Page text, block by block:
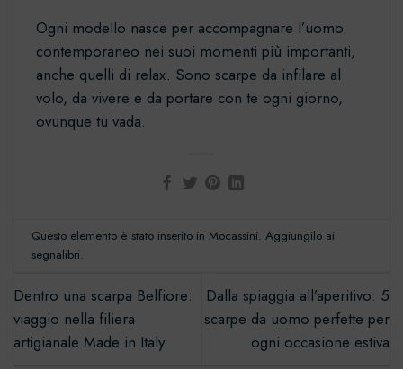
Ogni modello nasce per accompagnare l’uomo
contemporaneo nei suoi momenti più importanti,
anche quelli di relax. Sono scarpe da infilare al
volo, da vivere e da portare con te ogni giorno,
ovunque tu vada.
Questo elemento è stato inserito inMocassini. Aggiungilo ai
segnalibri.
Dentro una scarpa Belfiore:
viaggio nella filiera
artigianale Made in Italy
Dalla spiaggia all’aperitivo: 5
scarpe da uomo perfette per
ogni occasione estiva